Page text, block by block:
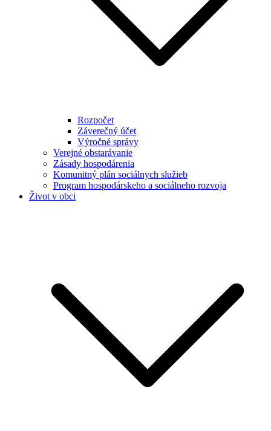
Rozpočet
Záverečný účet
Výročné správy
Verejné obstarávanie
Zásady hospodárenia
Komunitný plán sociálnych služieb
Program hospodárskeho a sociálneho rozvoja
Život v obci